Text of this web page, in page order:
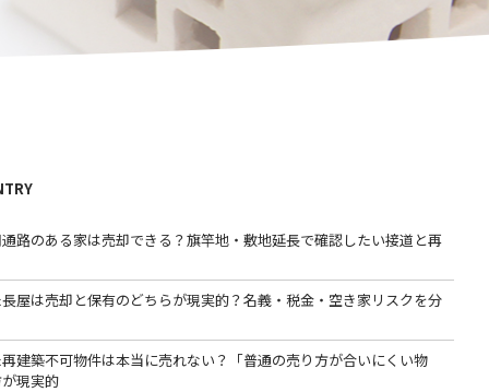
通路のある家は売却できる？旗竿地・敷地延長で確認したい接道と再
屋は売却と保有のどちらが現実的？名義・税金・空き家リスクを分
建築不可物件は本当に売れない？「普通の売り方が合いにくい物
現実的